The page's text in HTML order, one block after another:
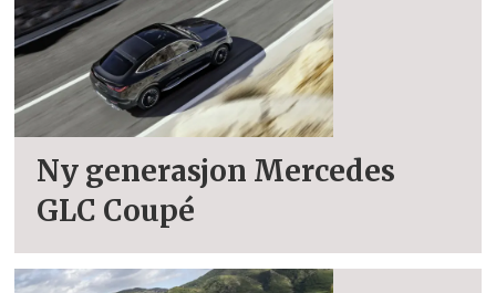
Ny generasjon Mercedes
GLC Coupé